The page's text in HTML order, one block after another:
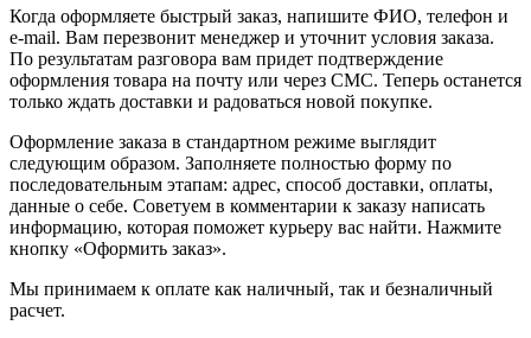
Когда оформляете быстрый заказ, напишите ФИО, телефон и
e-mail. Вам перезвонит менеджер и уточнит условия заказа.
По результатам разговора вам придет подтверждение
оформления товара на почту или через СМС. Теперь останется
только ждать доставки и радоваться новой покупке.
Оформление заказа в стандартном режиме выглядит
следующим образом. Заполняете полностью форму по
последовательным этапам: адрес, способ доставки, оплаты,
данные о себе. Советуем в комментарии к заказу написать
информацию, которая поможет курьеру вас найти. Нажмите
кнопку «Оформить заказ».
Мы принимаем к оплате как наличный, так и безналичный
расчет.